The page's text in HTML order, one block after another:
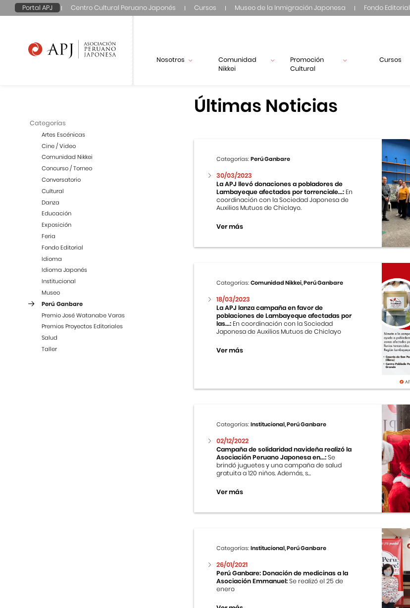
Portal APJ Centro Cultural Peruano Japonés Cursos Museo de la Inmigración Japonesa Fondo Editorial
Nosotros
Comunidad
Nikkei
Promoción
Cultural
Cursos
Categorías
Artes Escénicas
Cine / Video
Comunidad Nikkei
Concurso / Torneo
Conversatorio
Cultural
Danza
Educación
Exposición
Feria
Fondo Editorial
Idioma
Idioma Japonés
Institucional
Museo
Perú Ganbare
Premio José Watanabe Varas
Premios Proyectos Editoriales
Salud
Taller
Últimas Noticias
Categorías:Perú Ganbare
30/03/2023
La APJ llevó donaciones a pobladores de
Lambayeque afectados por torrenciale...: En
coordinación con la Sociedad Japonesa de
Auxilios Mutuos de Chiclayo.
Ver más
Categorías:Comunidad Nikkei, Perú Ganbare
18/03/2023
La APJ lanza campaña en favor de
poblaciones de Lambayeque afectadas por
las...: En coordinación con la Sociedad
Japonesa de Auxilios Mutuos de Chiclayo
Ver más
Categorías:Institucional, Perú Ganbare
02/12/2022
Campaña de solidaridad navideña realizó la
Asociación Peruano Japonesa en...:Se
brindó juguetes y una campaña de salud
gratuita a 120 niños. Además, s...
Ver más
Categorías:Institucional, Perú Ganbare
26/01/2021
Perú Ganbare: Donación de medicinas a la
Asociación Emmanuel:Se realizó el 25 de
enero